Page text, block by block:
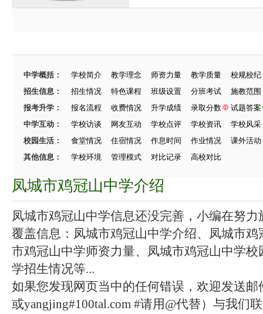
中学概括： 学校简介 教学理念 师资力量 教学质量
校规校纪
招生信息：
招生情况 特色课程 班级设置 分班考试
施教范围
报考升学：
报名流程 收费情况 升学成绩 录取分数
试题答案
中学互动：
学校访谈 网友互动 学校点评 学校资讯
学校风采
校园生活：
食堂情况 住宿情况 作息时间 作业情况
课外活动
其他信息：
学校环境 管理模式 对比记录 高校对比
凤城市鸡冠山中学介绍
凤城市鸡冠山中学信息还没完善，小编在努力
覆盖信息：凤城市鸡冠山中学介绍、凤城市
市鸡冠山中学师资力量、凤城市鸡冠山中学
学招生情况等...
如果您发现网页当中的任何错误，欢迎发送邮
或yangjing#100tal.com #请用@代替）与我们